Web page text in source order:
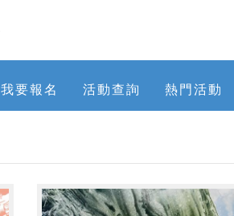
我要報名 活動查詢 熱門活動